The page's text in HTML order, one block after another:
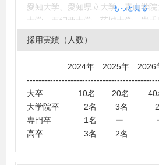
愛知大学、愛知県立大学、青山学
大学、亜細亜大学、茨城大学、岩
学、大阪芸術大学、大阪府立大学、
の水女子大学、学習院大学、鹿児島
州市立大学、九州産業大学、京都大
共立女子大学、杏林大学、近畿大学
南大学、國學院大學、国際基督教大
澤大学、埼玉大学、埼玉県立大学、
静岡文化芸術大学、順天堂大学、上
学、成城大学、西南学院大学、専
もっと見る
採用実績（人数）
2024年 2025年 2026年
大卒 10名 20名 40
大学院卒 2名 3名 2
専門卒 1名 ー
高卒 3名 2名